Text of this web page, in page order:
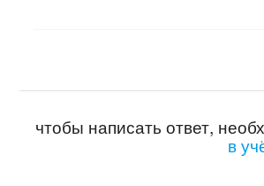
чтобы написать ответ,
в